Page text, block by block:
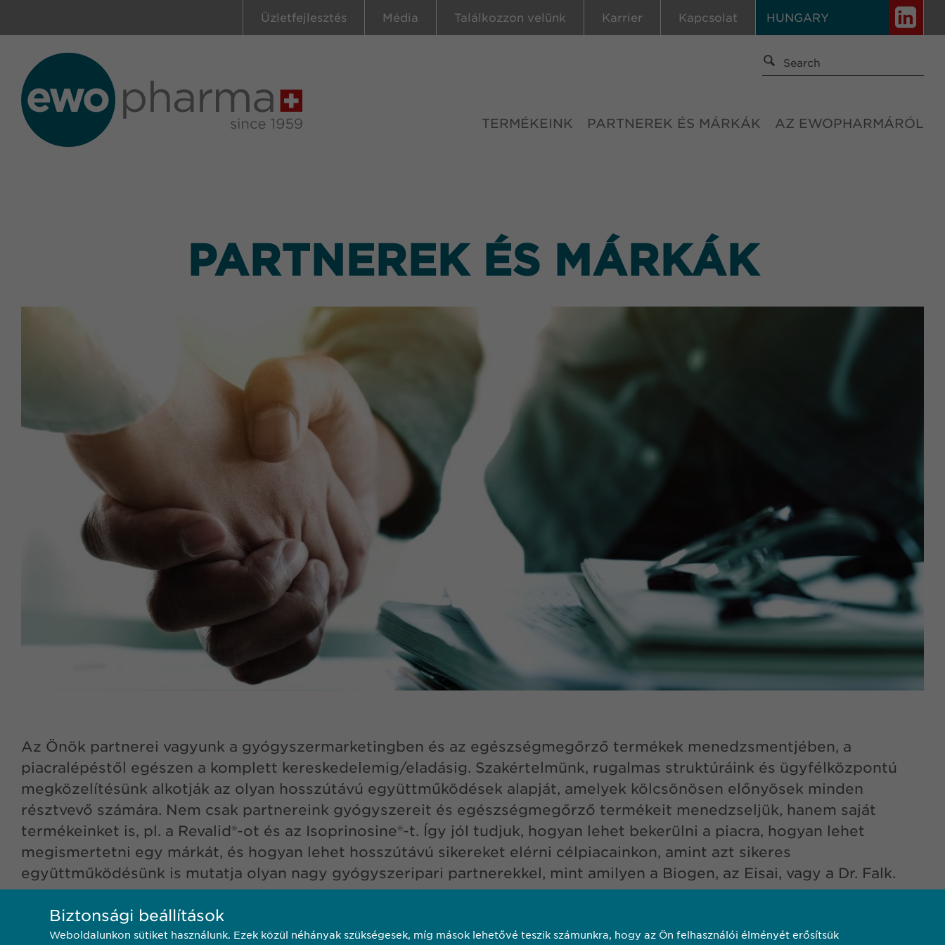
HUNGARY
Üzletfejlesztés Média Találkozzon velünk Karrier Kapcsolat
TERMÉKEINK PARTNEREK ÉS MÁRKÁK AZ EWOPHARMÁRÓL
PARTNEREK ÉS MÁRKÁK
Az Önök partnerei vagyunk a gyógyszermarketingben és az egészségmegőrző termékek menedzsmentjében, a
piacralépéstől egészen a komplett kereskedelemig/eladásig. Szakértelmünk, rugalmas struktúráink és ügyfélközpontú
megközelítésünk alkotják az olyan hosszútávú együttműködések alapját, amelyek kölcsönösen előnyösek minden
résztvevő számára. Nem csak partnereink gyógyszereit és egészségmegőrző termékeit menedzseljük, hanem saját
termékeinket is, pl. a Revalid®-ot és az Isoprinosine®-t. Így jól tudjuk, hogyan lehet bekerülni a piacra, hogyan lehet
megismertetni egy márkát, és hogyan lehet hosszútávú sikereket elérni célpiacainkon, amint azt sikeres
együttműködésünk is mutatja olyan nagy gyógyszeripari partnerekkel, mint amilyen a Biogen, az Eisai, vagy a Dr. Falk.
BŐVEBBEN
Biztonsági beállítások
Weboldalunkon sütiket használunk. Ezek közül néhányak szükségesek, míg mások lehetővé teszik számunkra, hogy az Ön felhasználói élményét erősítsük